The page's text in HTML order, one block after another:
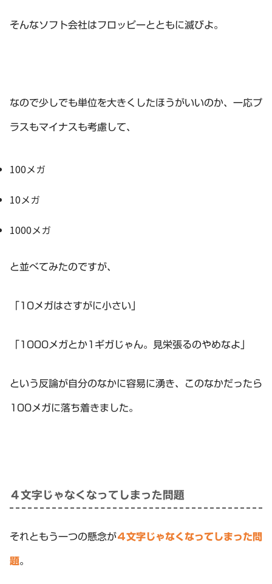
そんなソフト会社はフロッピーとともに滅びよ。
なので少しでも単位を大きくしたほうがいいのか、一応プ
ラスもマイナスも考慮して、
100メガ
10メガ
1000メガ
と並べてみたのですが、
「10メガはさすがに小さい」
「1000メガとか1ギガじゃん。見栄張るのやめなよ」
という反論が自分のなかに容易に湧き、このなかだったら
100メガに落ち着きました。
４文字じゃなくなってしまった問題
それともう一つの懸念が４文字じゃなくなってしまった問
題。